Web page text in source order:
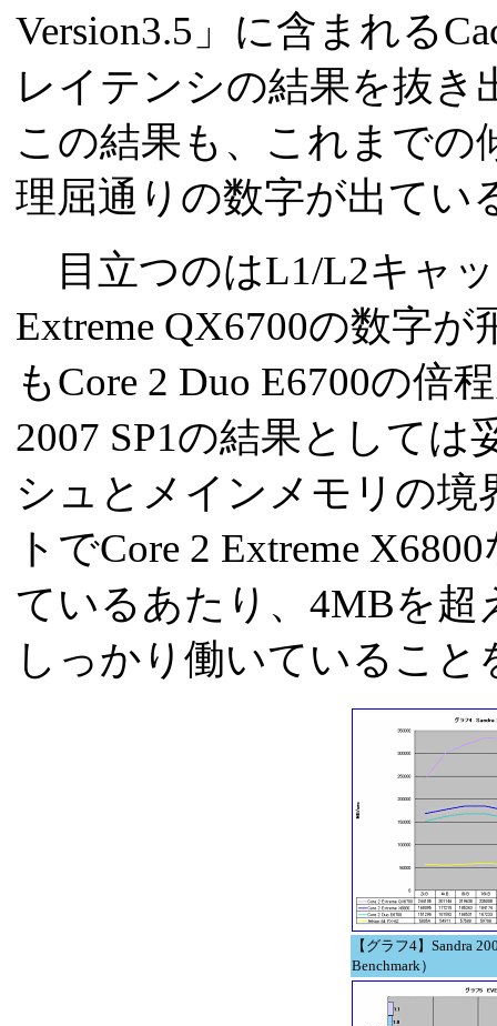
Version3.5」に含まれる
レイテンシの結果を抜
この結果も、これまでの
理屈通りの数字が出てい
目立つのはL1/L2キャ
Extreme QX6700の数字
もCore 2 Duo E6700の倍
2007 SP1の結果として
シュとメインメモリの
トでCore 2 Extreme
ているあたり、4MBを
しっかり働いていること
【グラフ4】Sandra
Benchmark）